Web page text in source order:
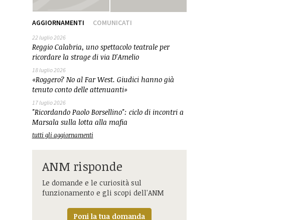
AGGIORNAMENTI COMUNICATI
22 luglio 2026
Reggio Calabria, uno spettacolo teatrale per
ricordare la strage di via D'Amelio
18 luglio 2026
«Roggero? No al Far West. Giudici hanno già
tenuto conto delle attenuanti»
17 luglio 2026
"Ricordando Paolo Borsellino": ciclo di incontri a
Marsala sulla lotta alla mafia
tutti gli aggiornamenti
ANM risponde
Le domande e le curiosità sul
funzionamento e gli scopi dell'ANM
Poni la tua domanda